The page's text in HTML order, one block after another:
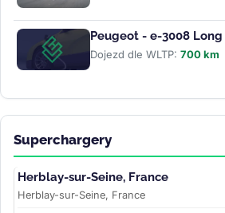
Peugeot - e-3008
Dojezd dle WLTP: 700 km
Superchargery
Herblay-sur-Seine, France
Herblay-sur-Seine, France